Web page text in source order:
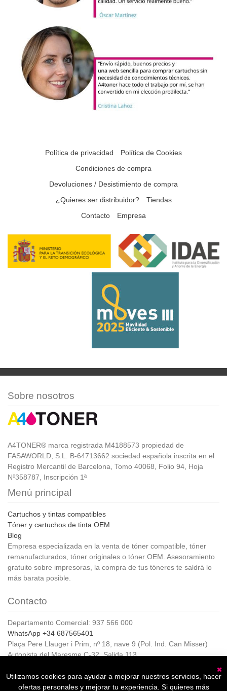
Política de privacidad
Política de Cookies
Condiciones de compra
Devoluciones / Desistimiento de compra
¿Quieres ser distribuidor?
Tiendas
Contacto
Empresa
Sobre nosotros
A4TONER® marca registrada M4188573 propiedad de
FASAWORLD, S.L. B-64713662 sociedad española inscrita en el
Registro Mercantil de Barcelona, Tomo 40068, Folio 94, Hoja
Nº358787, Inscripción 1ª
Menú principal
Cartuchos y tintas compatibles
Tóner y cartuchos de tinta OEM
Blog
Empresa especializada en la venta de tóner compatible, tóner
remanufacturados, tóner originales o tóner OEM. Asesoramiento
gratuito sobre impresoras, la compra de tus tóneres te saldrá lo
más barata posible.
Contacto
Departamento Comercial: 937 566 000
WhatsApp +34 687565401
Plaça Pere Llauger i Prim, nº 18, nave 9 (Pol. Ind. Can Misser)
Autopista del Maresme C-32, Salida 113
Horario de Atención al cliente:
De lunes a jueves de 8:00 a 17:00,
Utilizamos cookies para ayudar a mejorar nuestros servicios, hacer
ofertas personales y mejorar tu experiencia. Si quieres más